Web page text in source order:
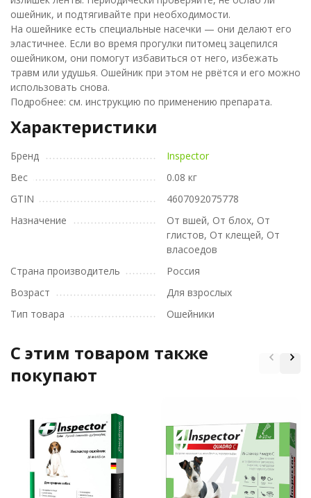
ошейник, и подтягивайте при необходимости.
На ошейнике есть специальные насечки — они делают его
эластичнее. Если во время прогулки питомец зацепился
ошейником, они помогут избавиться от него, избежать
травм или удушья. Ошейник при этом не рвётся и его можно
использовать снова.
Подробнее: см. инструкцию по применению препарата.
Характеристики
Бренд
Inspector
Вес
0.08 кг
GTIN
4607092075778
Назначение
От вшей, От блох, От
глистов, От клещей, От
власоедов
Страна производитель
Россия
Возраст
Для взрослых
Тип товара
Ошейники
C этим товаром также
покупают